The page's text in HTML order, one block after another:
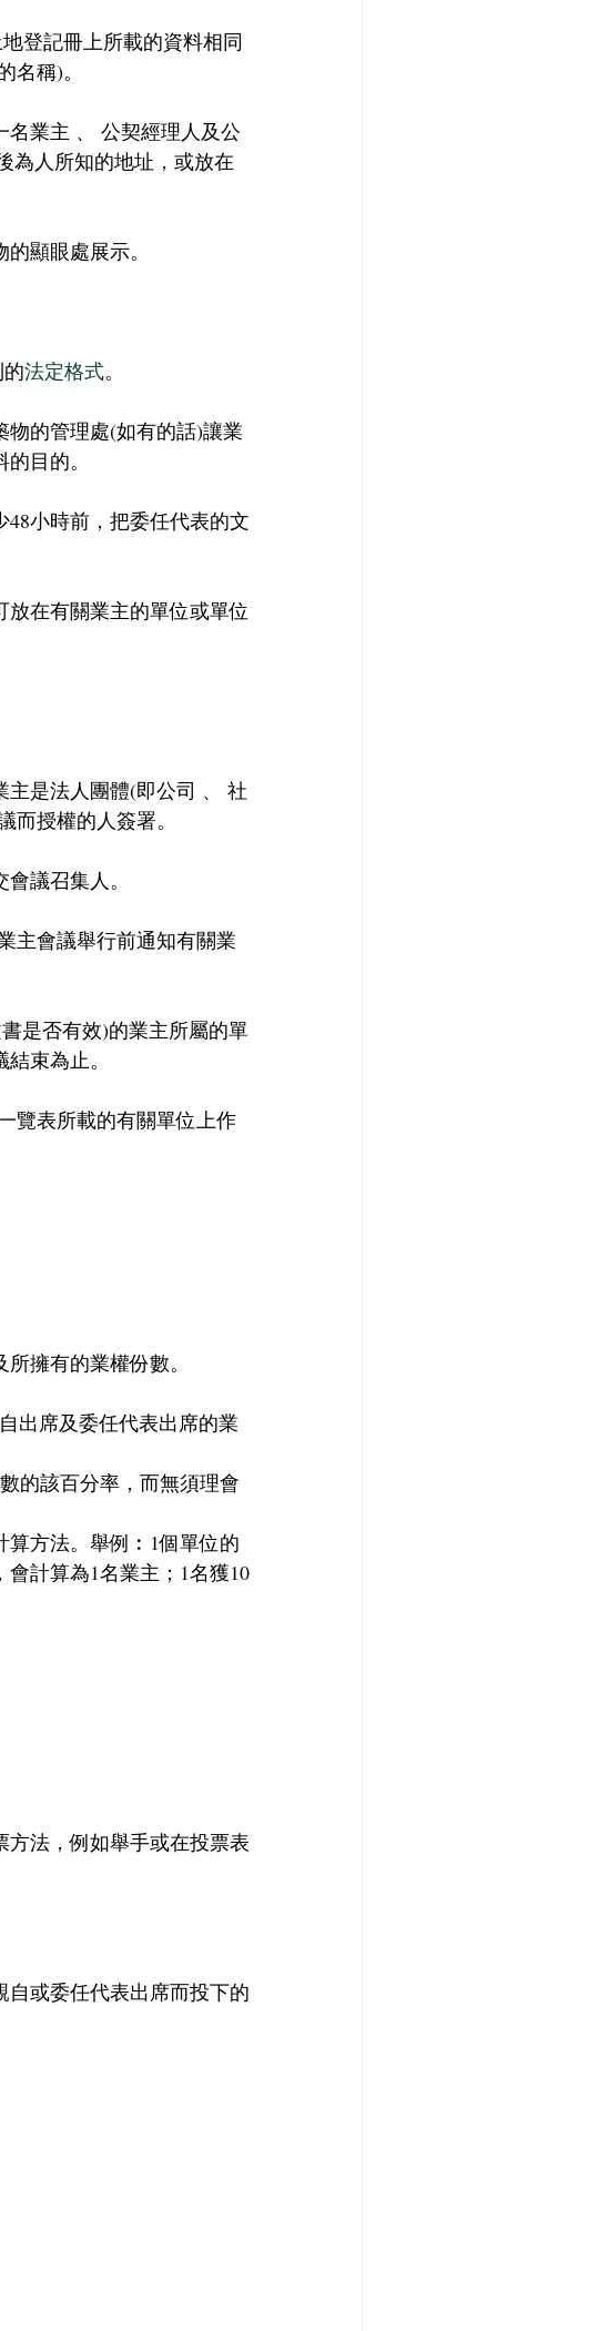
登記冊上所載的資料相同
稱)。
業主 、 公契經理人及公
為人所知的地址，或放在
顯眼處展示。
法定格式。
的管理處(如有的話)讓業
目的。
小時前，把委任代表的文
放在有關業主的單位或單位
是法人團體(即公司 、 社
授權的人簽署。
議召集人。
主會議舉行前通知有關業
是否有效)的業主所屬的單
束為止。
覽表所載的有關單位上作
擁有的業權份數。
出席及委任代表出席的業
的該百分率，而無須理會
方法。舉例︰1個單位的
計算為1名業主；1名獲10
法，例如舉手或在投票表
或委任代表出席而投下的